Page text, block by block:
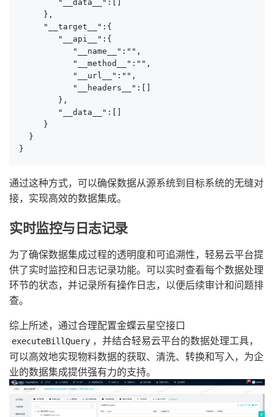
        "__data__":[]
     },
     "__target__":{
        "__api__":{
           "__name__":"",
           "__method__":"",
           "__url__":"",
           "__headers__":[]
        },
        "__data__":[]
     }
  }
}
通过这种方式，可以确保数据从源系统到目标系统的无缝对
接，实现高效的数据集成。
实时监控与日志记录
为了确保数据集成过程的透明度和可追溯性，轻易云平台提
供了实时监控和日志记录功能。可以实时查看每个数据处理
环节的状态，并记录所有操作日志，以便后续审计和问题排
查。
综上所述，通过合理配置金蝶云星空接口
executeBillQuery ，并结合轻易云平台的数据处理工具，
可以高效地实现物料数据的获取、清洗、转换和写入，为企
业的数据集成提供强有力的支持。